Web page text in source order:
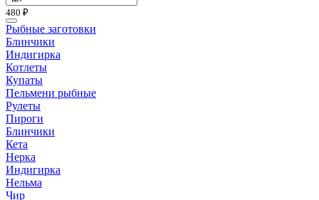
480 ₽
Рыбные заготовки
Блинчики
Индигирка
Котлеты
Купаты
Пельмени рыбные
Рулеты
Пироги
Блинчики
Кета
Нерка
Индигирка
Нельма
Чир